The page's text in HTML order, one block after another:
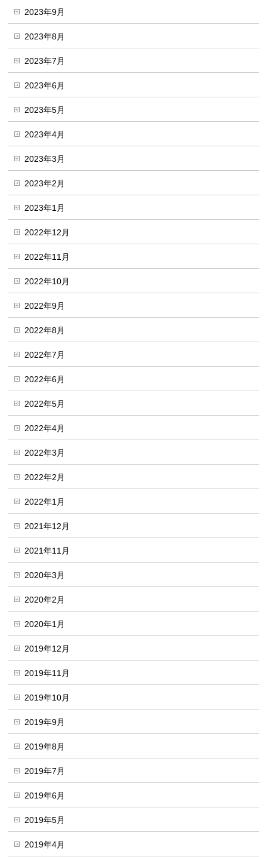
2023年9月
2023年8月
2023年7月
2023年6月
2023年5月
2023年4月
2023年3月
2023年2月
2023年1月
2022年12月
2022年11月
2022年10月
2022年9月
2022年8月
2022年7月
2022年6月
2022年5月
2022年4月
2022年3月
2022年2月
2022年1月
2021年12月
2021年11月
2020年3月
2020年2月
2020年1月
2019年12月
2019年11月
2019年10月
2019年9月
2019年8月
2019年7月
2019年6月
2019年5月
2019年4月